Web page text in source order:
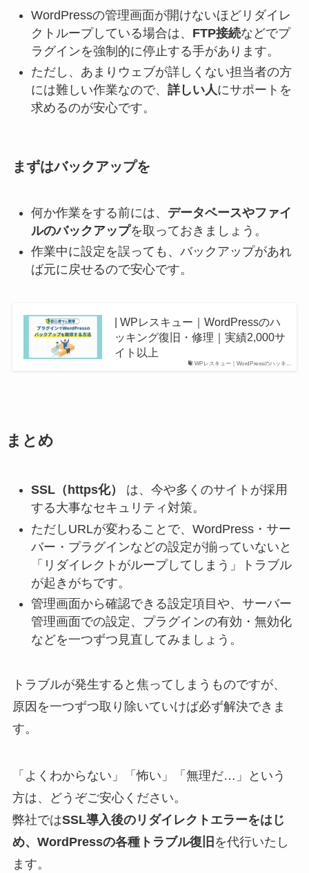
WordPressの管理画面が開けないほどリダイレ
クトループしている場合は、 FTP接続などでプ
ラグインを強制的に停止する手があります。
ただし、あまりウェブが詳しくない担当者の方
には難しい作業なので、 詳しい人にサポートを
求めるのが安心です。
まずはバックアップを
何か作業をする前には、 データベースやファイ
ルのバックアップを取っておきましょう。
作業中に設定を誤っても、バックアップがあれ
ば元に戻せるので安心です。
WPレスキュー｜WordPressのハッキ...
| WPレスキュー｜WordPressのハ
ッキング復旧・修理｜実績2,000サ
イト以上
まとめ
SSL（https化）
は、今や多くのサイトが採用
する大事なセキュリティ対策。
ただしURLが変わることで、WordPress・サー
バー・プラグインなどの設定が揃っていないと
「リダイレクトがループしてしまう」トラブル
が起きがちです。
管理画面から確認できる設定項目や、サーバー
管理画面での設定、プラグインの有効・無効化
などを一つずつ見直してみましょう。
トラブルが発生すると焦ってしまうものですが、
原因を一つずつ取り除いていけば必ず解決できま
す。
「よくわからない」「怖い」「無理だ…」という
方は、どうぞご安心ください。
弊社ではSSL導入後のリダイレクトエラーをはじ
め、WordPressの各種トラブル復旧 を代行いたし
ます。